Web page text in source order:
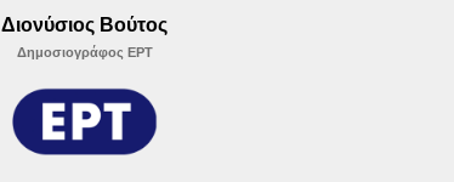
Διονύσιος Βούτος
Δημοσιογράφος ΕΡΤ